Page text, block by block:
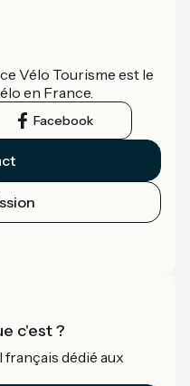
Vélo Tourisme est le
en France.
Facebook
c'est ?
français dédié aux